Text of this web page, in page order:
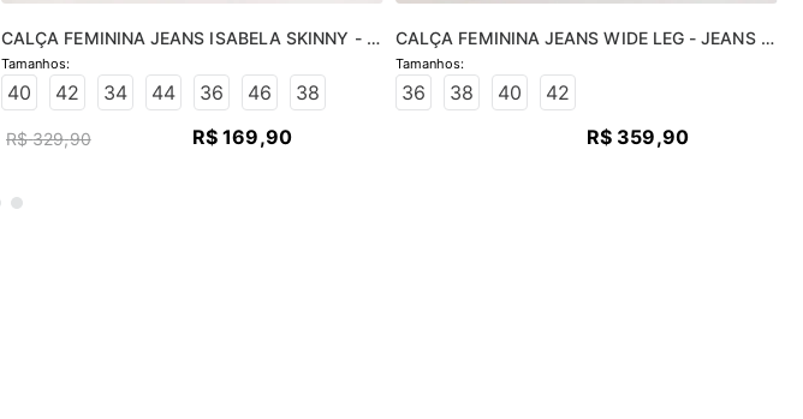
CALÇA FEMININA JEANS ISABELA SKINNY -
JEANS MÉDIO
40 42 34 44 36 46 38
R$ 329,90 R$ 169,90
CALÇA FEMININA JEANS WIDE LEG - JEANS
MÉDIO
36 38 40
42
R$ 359,90